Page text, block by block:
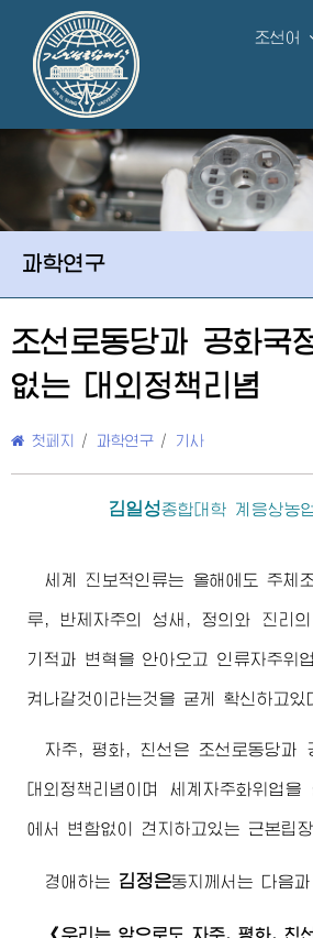
조선어
과학연구
조선로동당과 공화국
없는 대외정책리념
첫페지 / 과학연구 / 기사
김일성종합대학 계응상농
세계 진보적인류는 올해에도 주체
루, 반제자주의 성새, 정의와 진리
기적과 변혁을 안아오고 인류자주위
켜나갈것이라는것을 굳게 확신하고있
자주, 평화, 친선은 조선로동당과
대외정책리념이며 세계자주화위업
에서 변함없이 견지하고있는 근본립장
경애하는 김정은동지 께서는 다음
《우리는 앞으로도 자주, 평화, 친